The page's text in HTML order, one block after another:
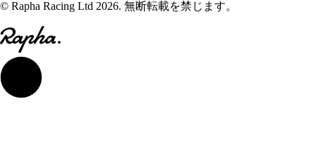
© Rapha Racing Ltd 2026. 無断転載を禁じます。